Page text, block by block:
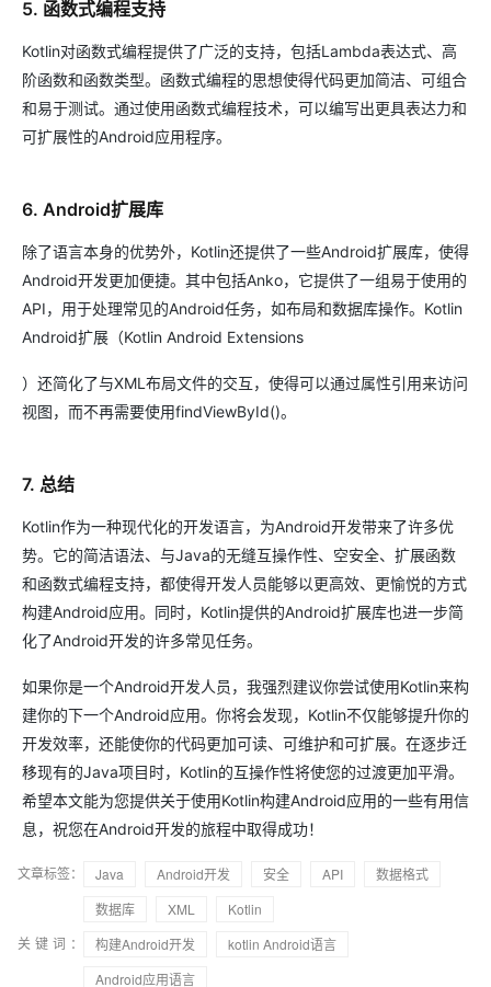
5. 函数式编程支持
Kotlin对函数式编程提供了广泛的支持，包括Lambda表达式、高
阶函数和函数类型。函数式编程的思想使得代码更加简洁、可组合
和易于测试。通过使用函数式编程技术，可以编写出更具表达力和
可扩展性的Android应用程序。
6. Android扩展库
除了语言本身的优势外，Kotlin还提供了一些Android扩展库，使得
Android开发更加便捷。其中包括Anko，它提供了一组易于使用的
API，用于处理常见的Android任务，如布局和数据库操作。Kotlin
Android扩展（Kotlin Android Extensions
）还简化了与XML布局文件的交互，使得可以通过属性引用来访问
视图，而不再需要使用findViewById()。
7. 总结
Kotlin作为一种现代化的开发语言，为Android开发带来了许多优
势。它的简洁语法、与Java的无缝互操作性、空安全、扩展函数
和函数式编程支持，都使得开发人员能够以更高效、更愉悦的方式
构建Android应用。同时，Kotlin提供的Android扩展库也进一步简
化了Android开发的许多常见任务。
如果你是一个Android开发人员，我强烈建议你尝试使用Kotlin来构
建你的下一个Android应用。你将会发现，Kotlin不仅能够提升你的
开发效率，还能使你的代码更加可读、可维护和可扩展。在逐步迁
移现有的Java项目时，Kotlin的互操作性将使您的过渡更加平滑。
希望本文能为您提供关于使用Kotlin构建Android应用的一些有用信
息，祝您在Android开发的旅程中取得成功！
文章标签： Java Android开发 安全 API
数据格式
数据库
XML
Kotlin
关键词：
构建Android开发
kotlin Android语言
Android应用语言